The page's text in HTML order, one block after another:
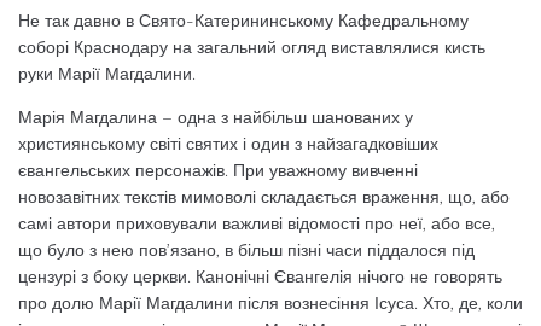
Не так давно в Свято-Катерининському Кафедральному
соборі Краснодару на загальний огляд виставлялися кисть
руки Марії Магдалини.
Марія Магдалина – одна з найбільш шанованих у
християнському світі святих і один з найзагадковіших
євангельських персонажів. При уважному вивченні
новозавітних текстів мимоволі складається враження, що, або
самі автори приховували важливі відомості про неї, або все,
що було з нею пов’язано, в більш пізні часи піддалося під
цензурі з боку церкви. Канонічні Євангелія нічого не говорять
про долю Марії Магдалини після вознесіння Ісуса. Хто, де, коли